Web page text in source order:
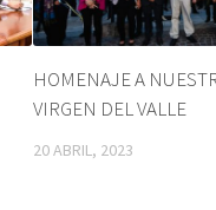
HOMENAJE A
VIRGEN DEL VALLE
20 ABRIL, 2023